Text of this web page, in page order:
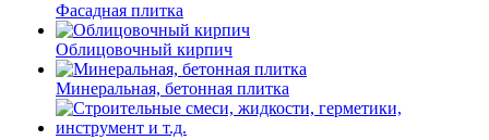
Фасадная плитка
Облицовочный кирпич
Минеральная, бетонная плитка